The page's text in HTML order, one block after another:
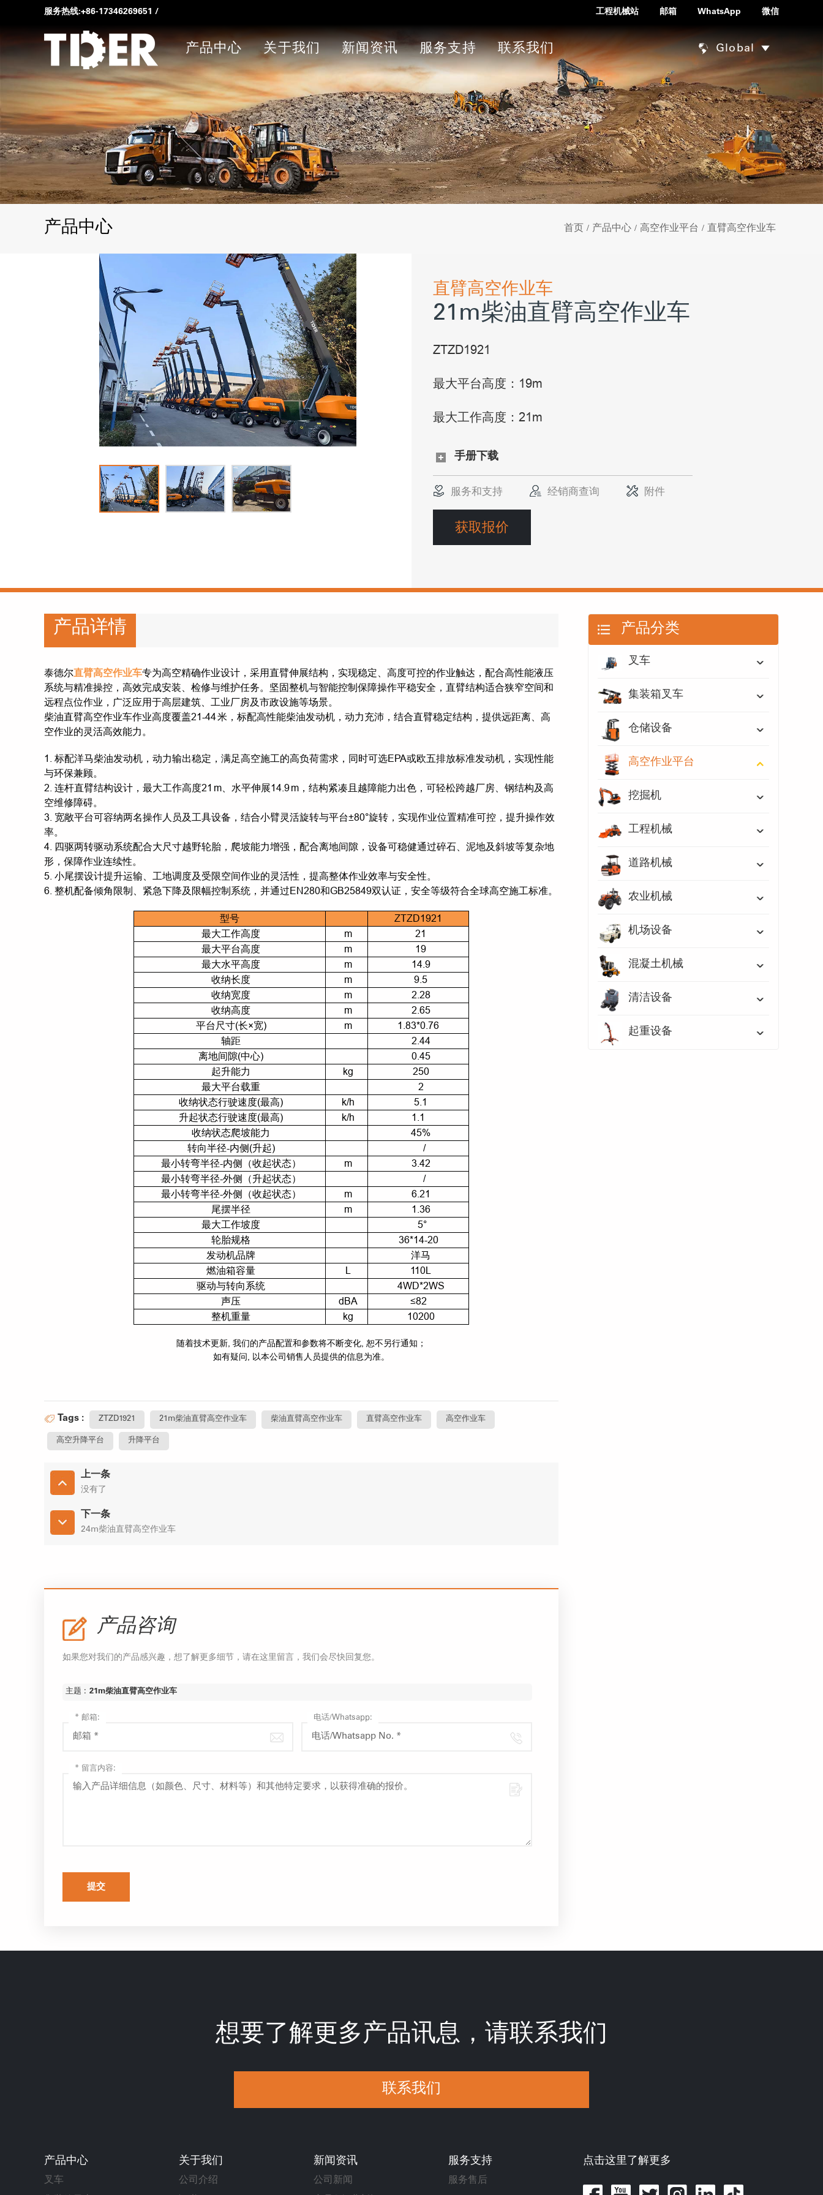
服务热线:+86-17346269651 / 工程机械站 邮箱 WhatsApp 微信
产品中心 关于我们 新闻资讯 服务支持 联系我们 Global
产品中心 首页 / 产品中心 / 高空作业平台 / 直臂高空作业车
直臂高空作业车
21m柴油直臂高空作业车
ZTZD1921
最大平台高度：19m
最大工作高度：21m
手册下载
服务和支持 经销商查询 附件
获取报价
产品详情
泰德尔直臂高空作业车专为高空精确作业设计，采用直臂伸展结构，实现稳定、高度可控的作业触达，配合高性能液压
系统与精准操控，高效完成安装、检修与维护任务。坚固整机与智能控制保障操作平稳安全，直臂结构适合狭窄空间和
远程点位作业，广泛应用于高层建筑、工业厂房及市政设施等场景。
柴油直臂高空作业车作业高度覆盖21-44 米，标配高性能柴油发动机，动力充沛，结合直臂稳定结构，提供远距离、高
空作业的灵活高效能力。
1. 标配洋马柴油发动机，动力输出稳定，满足高空施工的高负荷需求，同时可选EPA或欧五排放标准发动机，实现性能
与环保兼顾。
2. 连杆直臂结构设计，最大工作高度21 m、水平伸展14.9 m，结构紧凑且越障能力出色，可轻松跨越厂房、钢结构及高
空维修障碍。
3. 宽敞平台可容纳两名操作人员及工具设备，结合小臂灵活旋转与平台±80°旋转，实现作业位置精准可控，提升操作效
率。
4. 四驱两转驱动系统配合大尺寸越野轮胎，爬坡能力增强，配合离地间隙，设备可稳健通过碎石、泥地及斜坡等复杂地
形，保障作业连续性。
5. 小尾摆设计提升运输、工地调度及受限空间作业的灵活性，提高整体作业效率与安全性。
6. 整机配备倾角限制、紧急下降及限幅控制系统，并通过EN280和GB25849双认证，安全等级符合全球高空施工标准。
型号
ZTZD1921
最大工作高度
m
21
最大平台高度
m
19
最大水平高度
m
14.9
收纳长度
m
9.5
收纳宽度
m
2.28
收纳高度
m
2.65
平台尺寸(长×宽)
m
1.83*0.76
轴距
2.44
离地间隙(中心)
0.45
起升能力
kg
250
最大平台载重
2
收纳状态行驶速度(最高)
k/h
5.1
升起状态行驶速度(最高)
k/h
1.1
收纳状态爬坡能力
45%
转向半径-内侧(升起)
/
最小转弯半径-内侧（收起状态）
m
3.42
最小转弯半径-外侧（升起状态）
/
最小转弯半径-外侧（收起状态）
m
6.21
尾摆半径
m
1.36
最大工作坡度
5°
轮胎规格
36*14-20
发动机品牌
洋马
燃油箱容量
110L
驱动与转向系统
4WD*2WS
声压
dBA
≤82
整机重量
kg 10200
随着技术更新, 我们的产品配置和参数将不断变化, 恕不另行通知；
如有疑问, 以本公司销售人员提供的信息为准。
Tags : ZTZD1921 21m柴油直臂高空作业车 柴油直臂高空作业车 直臂高空作业车 高空作业车
高空升降平台 升降平台
上一条
没有了
下一条
24m柴油直臂高空作业车
产品咨询
如果您对我们的产品感兴趣，想了解更多细节，请在这里留言，我们会尽快回复您。
主题 : 21m柴油直臂高空作业车
* 邮箱: 电话/Whatsapp:
* 留言内容:
提交
产品分类
叉车
集装箱叉车
仓储设备
高空作业平台
挖掘机
工程机械
道路机械
农业机械
机场设备
混凝土机械
清洁设备
起重设备
想要了解更多产品讯息，请联系我们
联系我们
产品中心
叉车
关于我们
公司介绍
新闻资讯
公司新闻
服务支持
服务售后
点击这里了解更多